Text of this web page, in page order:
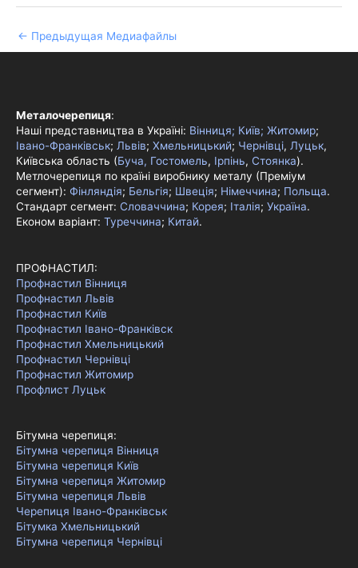
← Предыдущая Медиафайлы
Металочерепиця:
Наші представництва в Україні: Вінниця; Київ; Житомир;
Івано-Франківськ; Львів; Хмельницький; Чернівці, Луцьк,
Київська область (Буча, Гостомель, Ірпінь, Стоянка).
Метлочерепиця по країні виробнику металу (Преміум
сегмент): Фінляндія; Бельгія; Швеція; Німеччина; Польща.
Стандарт сегмент: Словаччина; Корея; Італія; Україна.
Економ варіант: Туреччина; Китай.
ПРОФНАСТИЛ:
Профнастил Вінниця
Профнастил Львів
Профнастил Київ
Профнастил Івано-Франківск
Профнастил Хмельницький
Профнастил Чернівці
Профнастил Житомир
Профлист Луцьк
Бітумна черепиця:
Бітумна черепиця Вінниця
Бітумна черепиця Київ
Бітумна черепиця Житомир
Бітумна черепиця Львів
Черепиця Івано-Франківськ
Бітумка Хмельницький
Бітумна черепиця Чернівці